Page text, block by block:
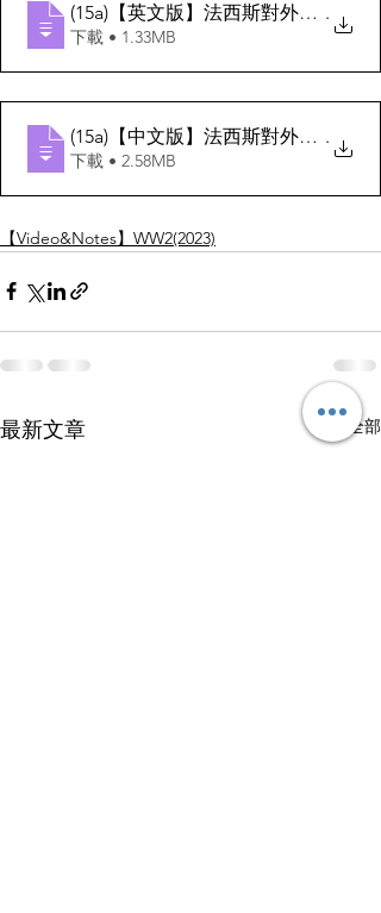
(15a)【英文版】法西斯對外擴張.
下載 • 1.33MB
(15a)【中文版】法西斯對外擴張.
下載 • 2.58MB
【Video&Notes】WW2(2023)
最新文章 查看全部